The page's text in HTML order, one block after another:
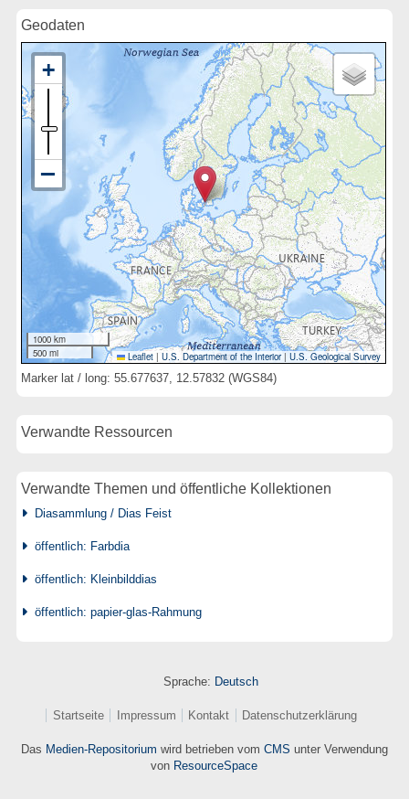
Geodaten
1000 km
500 mi
Leaflet | U.S. Department of the Interior|U.S. Geological Survey
Marker lat / long: 55.677637, 12.57832 (WGS84)
Verwandte Ressourcen
Verwandte Themen und öffentliche Kollektionen
Diasammlung / Dias Feist
öffentlich: Farbdia
öffentlich: Kleinbilddias
öffentlich: papier-glas-Rahmung
Sprache: Deutsch
Startseite Impressum Kontakt Datenschutzerklärung
Das Medien-Repositorium wird betrieben vom CMS unter Verwendung
von ResourceSpace